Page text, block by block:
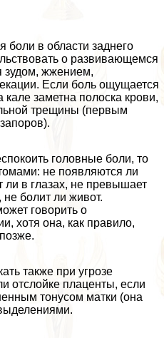
боли в области заднего
о развивающемся
зудом, жжением,
Если боль ощущается
заметна полоска крови,
трещины (первым
головные боли, то
не появляются ли
ли в глазах, не превышает
болит ли живот.
говорить о
хотя она, как правило,
также при угрозе
отслойке плаценты, если
тонусом матки (она